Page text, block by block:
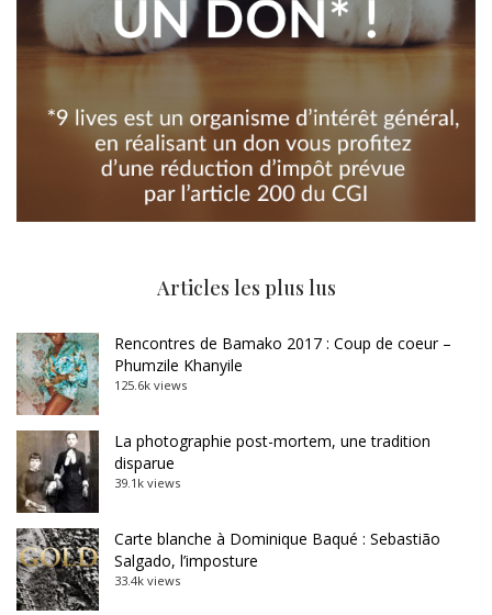
Articles les plus lus
Rencontres de Bamako 2017 : Coup de coeur –
Phumzile Khanyile
125.6k views
La photographie post-mortem, une tradition
disparue
39.1k views
Carte blanche à Dominique Baqué : Sebastião
Salgado, l’imposture
33.4k views